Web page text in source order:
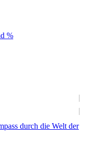
%
durch die Welt der